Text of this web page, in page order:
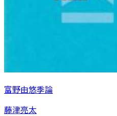
富野由悠季論
藤津亮太